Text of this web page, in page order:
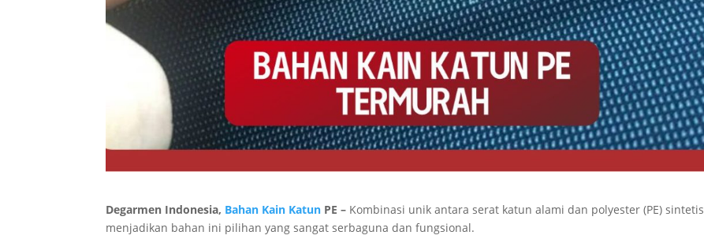
Degarmen Indonesia, Bahan Kain Katun PE – Kombinasi unik antara serat katun alami dan polyester (PE) sintetis
menjadikan bahan ini pilihan yang sangat serbaguna dan fungsional.